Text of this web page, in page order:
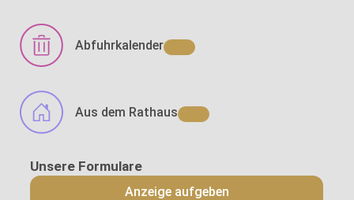
Abfuhrkalender
Aus dem Rathaus
Anzeige aufgeben